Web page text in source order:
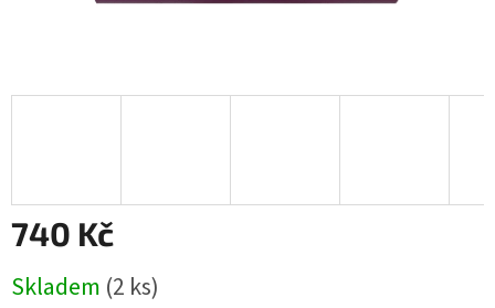
740 Kč
cena:
Skladem (2 ks)